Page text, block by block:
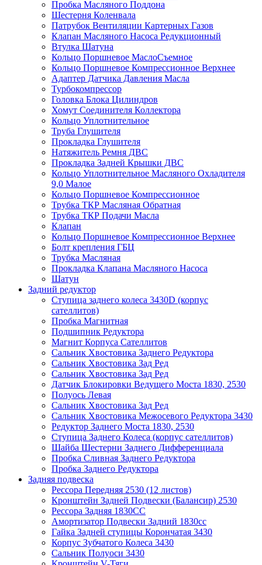
Пробка Масляного Поддона
Шестерня Коленвала
Патрубок Вентиляции Картерных Газов
Клапан Масляного Насоса Редукционный
Втулка Шатуна
Кольцо Поршневое МаслоСъемное
Кольцо Поршневое Компрессионное Верхнее
Адаптер Датчика Давления Масла
Турбокомпрессор
Головка Блока Цилиндров
Хомут Соединителя Коллектора
Кольцо Уплотнительное
Труба Глушителя
Прокладка Глушителя
Натяжитель Ремня ДВС
Прокладка Задней Крышки ДВС
Кольцо Уплотнительное Масляного Охладителя
9,0 Малое
Кольцо Поршневое Компрессионное
Трубка ТКР Масляная Обратная
Трубка ТКР Подачи Масла
Клапан
Кольцо Поршневое Компрессионное Верхнее
Болт крепления ГБЦ
Трубка Масляная
Прокладка Клапана Масляного Насоса
Шатун
Задний редуктор
Ступица заднего колеса 3430D (корпус
сателлитов)
Пробка Магнитная
Подшипник Редуктора
Магнит Корпуса Сателлитов
Сальник Хвостовика Заднего Редуктора
Сальник Хвостовика Зад Ред
Сальник Хвостовика Зад Ред
Датчик Блокировки Ведущего Моста 1830, 2530
Полуось Левая
Сальник Хвостовика Зад Ред
Сальник Хвостовика Межосевого Редуктора 3430
Редуктор Заднего Моста 1830, 2530
Ступица Заднего Колеса (корпус сателлитов)
Шайба Шестерни Заднего Дифференциала
Пробка Сливная Заднего Редуктора
Пробка Заднего Редуктора
Задняя подвеска
Рессора Передняя 2530 (12 листов)
Кронштейн Задней Подвески (Балансир) 2530
Рессора Задняя 1830СС
Амортизатор Подвески Задний 1830сс
Гайка Задней ступицы Корончатая 3430
Корпус Зубчатого Колеса 3430
Сальник Полуоси 3430